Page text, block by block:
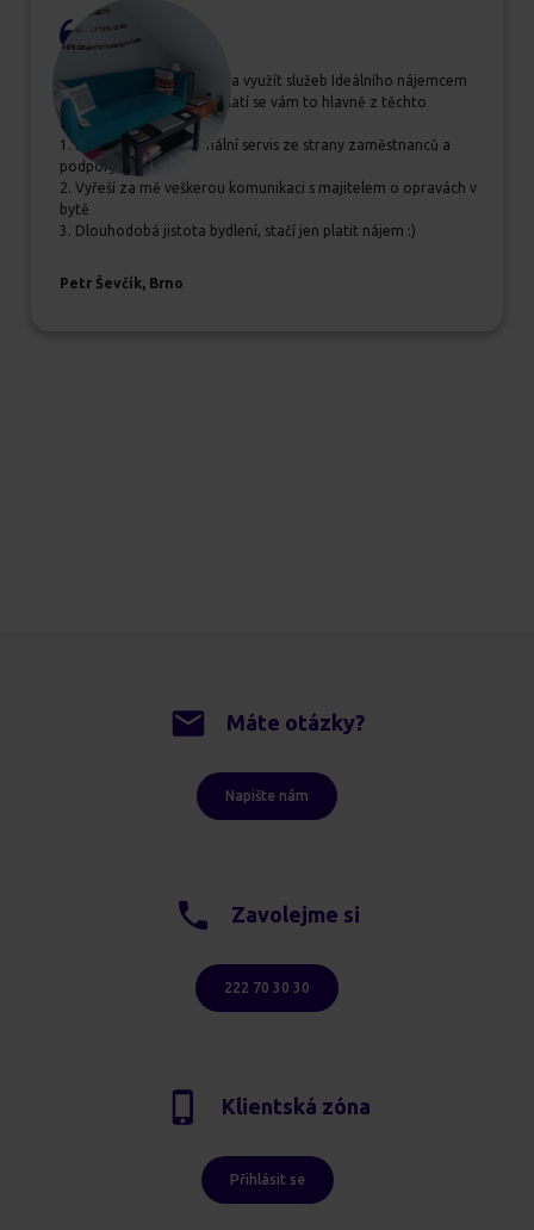
Pokud se rozhodujete, zda využít služeb Ideálního nájemcem
určitě jim dejte šanci, vyplatí se vám to hlavně z těchto
důvodů:
1. Příjemný a profesionální servis ze strany zaměstnanců a
podpory
2. Vyřeší za mě veškerou komunikaci s majitelem o opravách v
bytě
3. Dlouhodobá jistota bydlení, stačí jen platit nájem :)
Petr Ševčík, Brno
Máte otázky?
Napište nám
Zavolejme si
222 70 30 30
Klientská zóna
Přihlásit se